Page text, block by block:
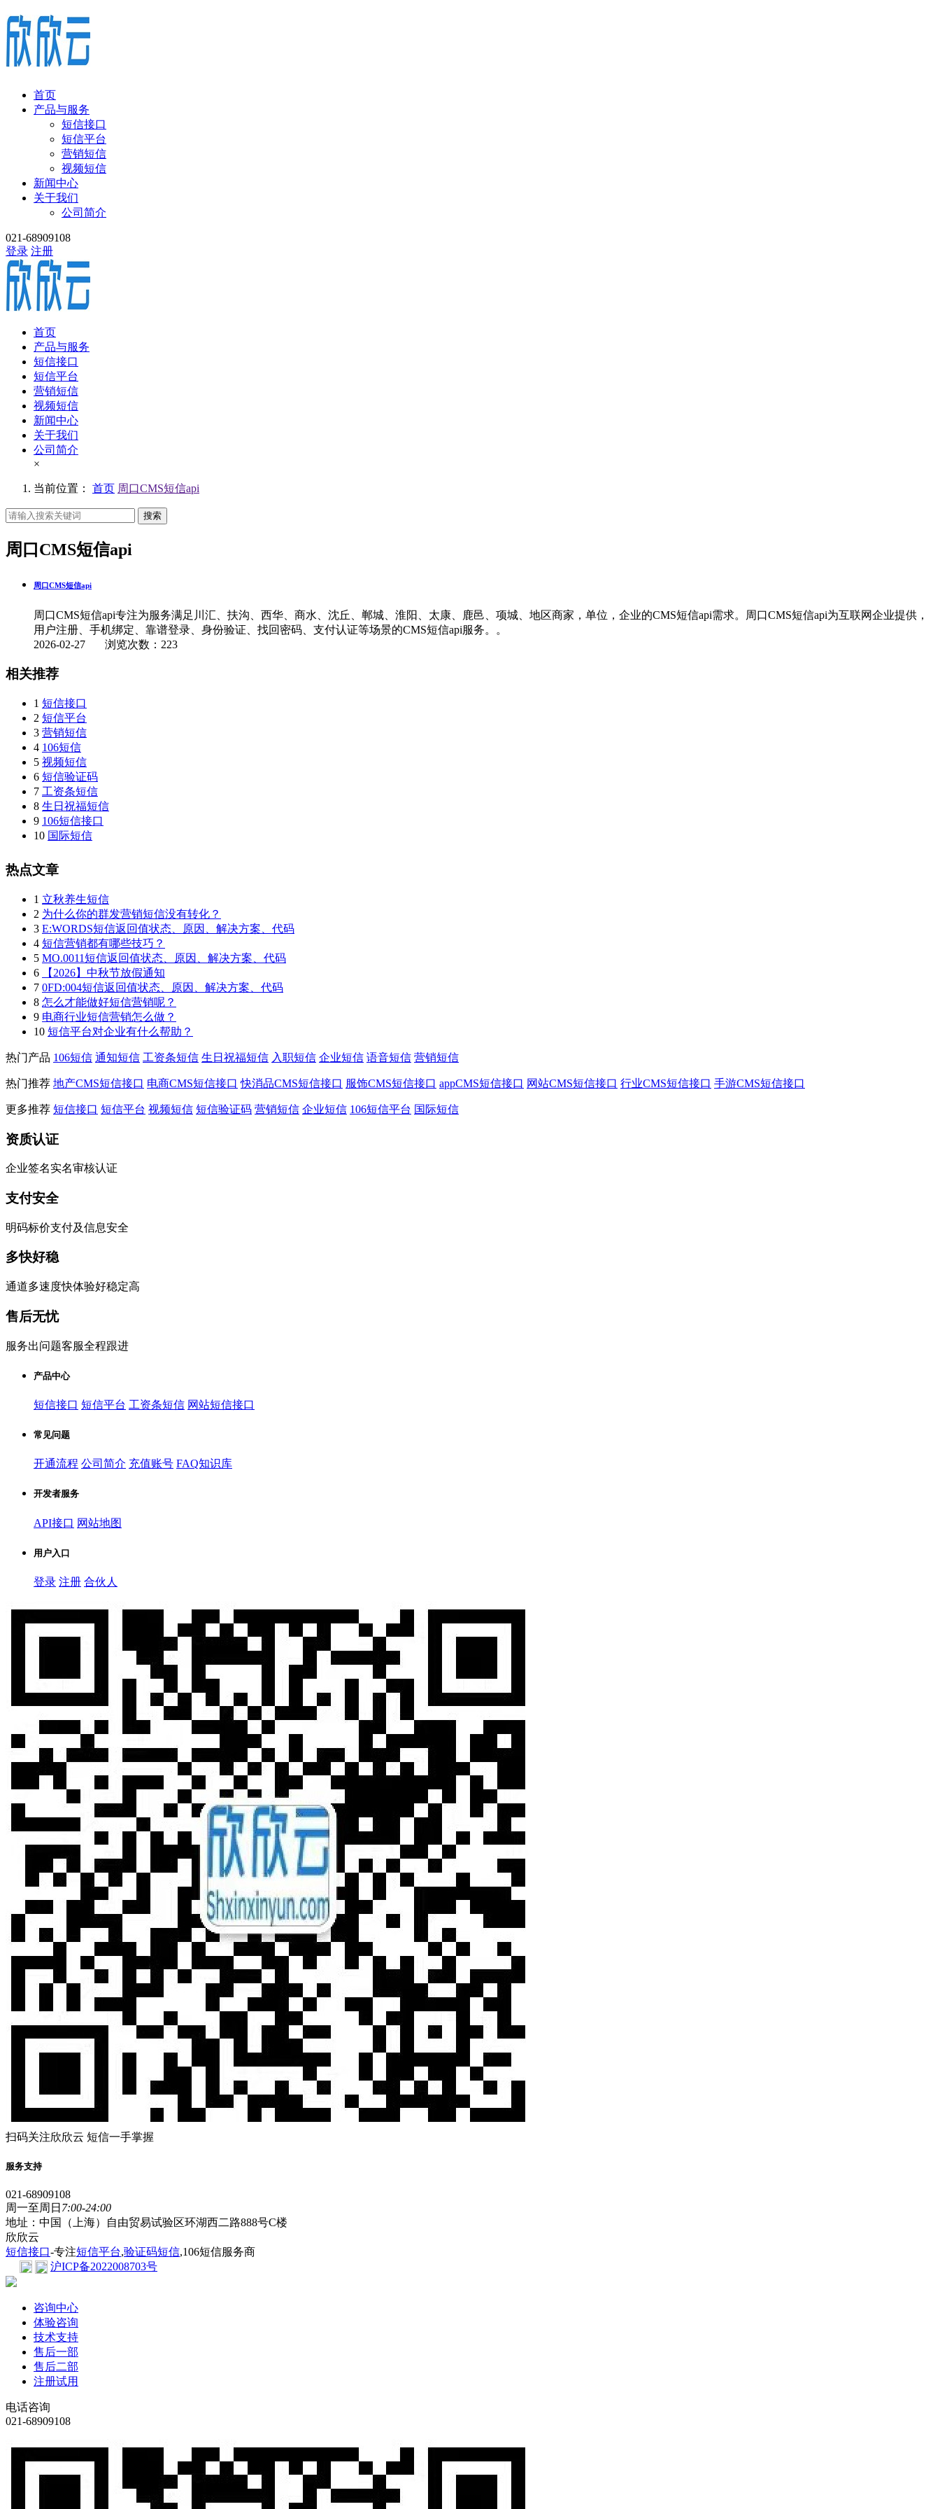
首页
产品与服务
短信接口
短信平台
营销短信
视频短信
新闻中心
关于我们
公司简介
021-68909108
登录 注册
首页
产品与服务
短信接口
短信平台
营销短信
视频短信
新闻中心
关于我们
公司简介
×
当前位置： 首页 周口CMS短信api
搜索
周口CMS短信api
周口CMS短信api
周口CMS短信api专注为服务满足川汇、扶沟、西华、商水、沈丘、郸城、淮阳、太康、鹿邑、项城、地区商家，单位，企业的CMS短信api需求。周口CMS短信api为互联网企业提供，
用户注册、手机绑定、靠谱登录、身份验证、找回密码、支付认证等场景的CMS短信api服务。。
2026-02-27 浏览次数：223
相关推荐
1 短信接口
2 短信平台
3 营销短信
4 106短信
5 视频短信
6 短信验证码
7 工资条短信
8 生日祝福短信
9 106短信接口
10 国际短信
热点文章
1 立秋养生短信
2 为什么你的群发营销短信没有转化？
3 E:WORDS短信返回值状态、原因、解决方案、代码
4 短信营销都有哪些技巧？
5 MO.0011短信返回值状态、原因、解决方案、代码
6
【2026】中秋节放假通知
7 0FD:004短信返回值状态、原因、解决方案、代码
8 怎么才能做好短信营销呢？
9 电商行业短信营销怎么做？
10 短信平台对企业有什么帮助？
热门产品 106短信 通知短信 工资条短信 生日祝福短信 入职短信 企业短信 语音短信 营销短信
热门推荐 地产CMS短信接口 电商CMS短信接口 快消品CMS短信接口 服饰CMS短信接口 appCMS短信接口 网站CMS短信接口 行业CMS短信接口 手游CMS短信接口
更多推荐 短信接口 短信平台 视频短信 短信验证码 营销短信 企业短信 106短信平台 国际短信
资质认证
企业签名实名审核认证
支付安全
明码标价支付及信息安全
多快好稳
通道多速度快体验好稳定高
售后无忧
服务出问题客服全程跟进
产品中心
短信接口 短信平台 工资条短信 网站短信接口
常见问题
开通流程 公司简介 充值账号 FAQ知识库
开发者服务
API接口 网站地图
用户入口
登录 注册 合伙人
扫码关注欣欣云 短信一手掌握
服务支持
021-68909108
周一至周日 7:00-24:00
地址：中国（上海）自由贸易试验区环湖西二路888号C楼
欣欣云
短信接口-专注短信平台,验证码短信,106短信服务商
沪ICP备2022008703号
咨询中心
体验咨询
技术支持
售后一部
售后二部
注册试用
电话咨询
021-68909108